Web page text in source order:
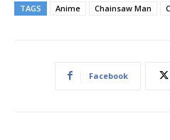
TAGS Anime Chainsaw Man
Facebook